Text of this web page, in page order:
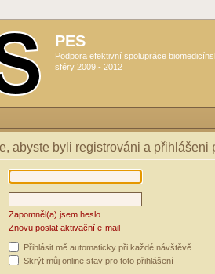
PES
Podpora efektivní spolupráce
sféry 2009 - 2012
abyste byli registrováni a přihlášeni
Zapomněl(a) jsem heslo
Znovu poslat aktivační e-mail
Přihlásit mě automaticky při každé návštěvě
Skrýt můj online stav pro toto přihlášení